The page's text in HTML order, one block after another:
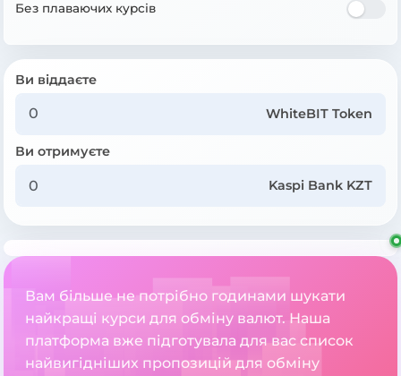
Без плаваючих курсів
Ви віддаєте
WhiteBIT Token
Ви отримуєте
Kaspi Bank KZT
Вам більше не потрібно годинами шукати
найкращі курси для обміну валют. Наша
платформа вже підготувала для вас список
найвигідніших пропозицій для обміну